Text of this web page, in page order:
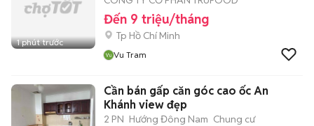
1 phút trước
Đến 9 triệu/tháng
Tp Hồ Chí Minh
Vu Tram
Cần bán gấp căn góc cao ốc An
Khánh view đẹp
2 PN Hướng Đông Nam Chung cư